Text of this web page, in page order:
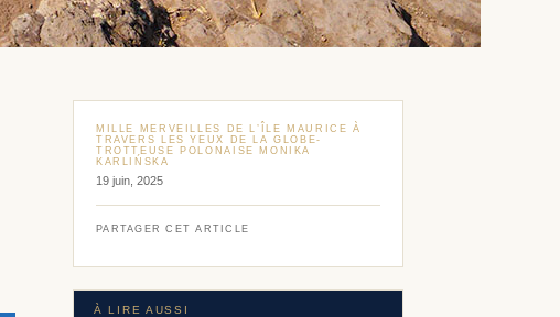
MILLE MERVEILLES DE L’ÎLE MAURICE À
TRAVERS LES YEUX DE LA GLOBE-
TROTTEUSE POLONAISE MONIKA
KARLIŃSKA
19 juin, 2025
PARTAGER CET ARTICLE
À LIRE AUSSI